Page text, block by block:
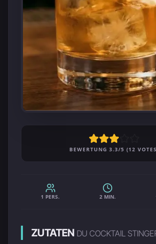
BEWERTUNG 3.3/5 (12
1 PERS. 2 MIN.
ZUTATEN DU COCKTAIL